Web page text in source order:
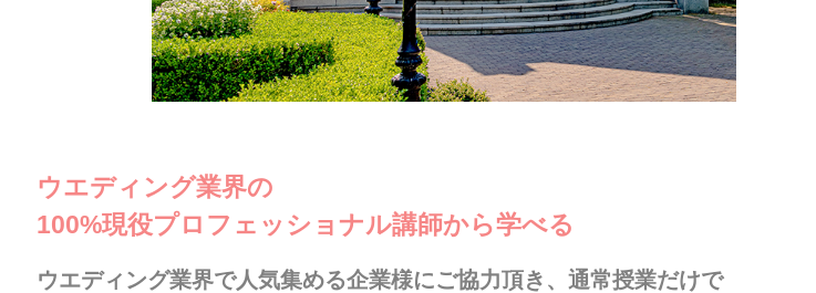
ウエディング業界の
100%現役プロフェッショナル講師から学べる
ウエディング業界で人気集める企業様にご協力頂き、通常授業だけで